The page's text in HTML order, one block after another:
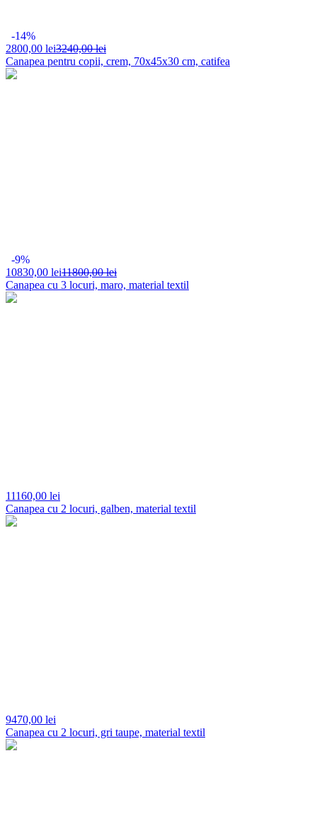
-14%
2800,00 lei3240,00 lei
Canapea pentru copii, crem, 70x45x30 cm, catifea
-9%
10830,00 lei11800,00 lei
Canapea cu 3 locuri, maro, material textil
11160,00 lei
Canapea cu 2 locuri, galben, material textil
9470,00 lei
Canapea cu 2 locuri, gri taupe, material textil